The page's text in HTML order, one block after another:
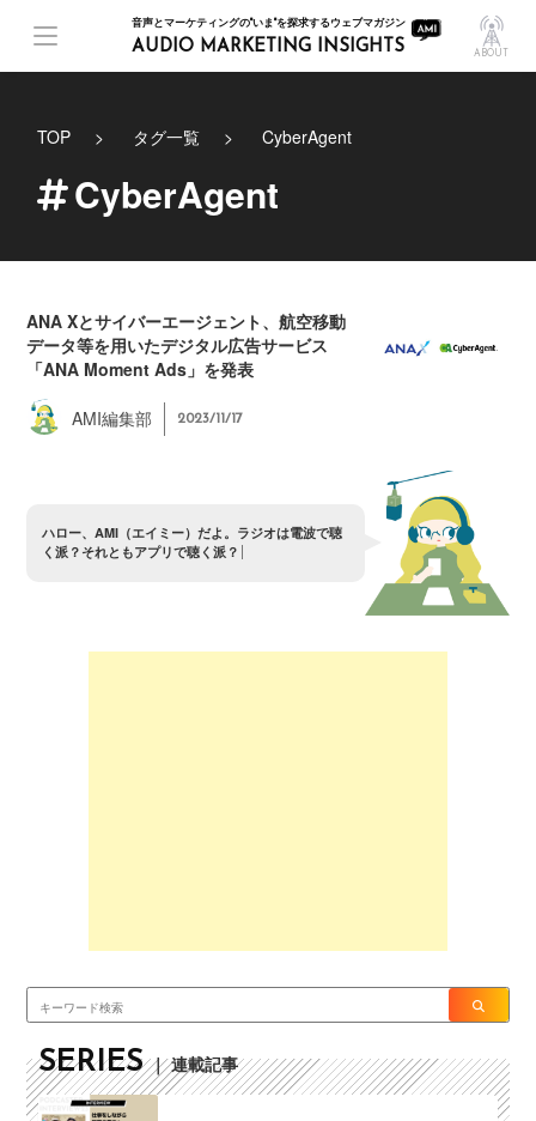
音声とマーケティングの"いま"を探求するウェブマガジン
AUDIO MARKETING INSIGHTS ABOUT
TOP タグ一覧 CyberAgent
CyberAgent
ANA Xとサイバーエージェント、航空移動
データ等を用いたデジタル広告サービス
「ANA Moment Ads」を発表
AMI編集部 2023/11/17
ハロー、 AMI（エイ ミ ー） だよ 。 ラジオは電波で聴
く 派？ それと もアプリで聴く 派？
SERIES ｜ 連載記事